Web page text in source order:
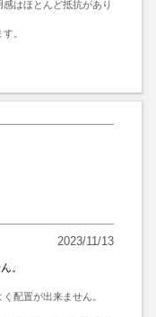
はほとんど抵抗があり
。
2023/11/13
。
配置が出来ません。